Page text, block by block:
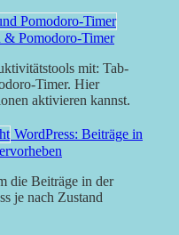
Pomodoro-Timer
mit: Tab-
Timer. Hier
aktivieren kannst.
WordPress: Beiträge in
die Beiträge in der
je nach Zustand